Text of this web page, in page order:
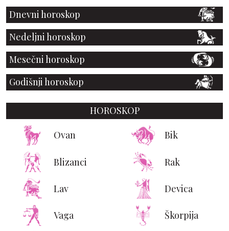
Dnevni horoskop
Nedeljni horoskop
Mesečni horoskop
Godišnji horoskop
HOROSKOP
Ovan Bik
Blizanci Rak
Lav Devica
Vaga Škorpija